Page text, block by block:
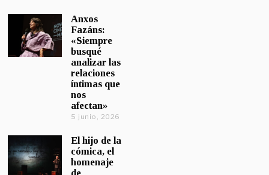
Anxos
Fazáns:
«Siempre
busqué
analizar las
relaciones
íntimas que
nos
afectan»
5 junio, 2026
El hijo de la
cómica, el
homenaje